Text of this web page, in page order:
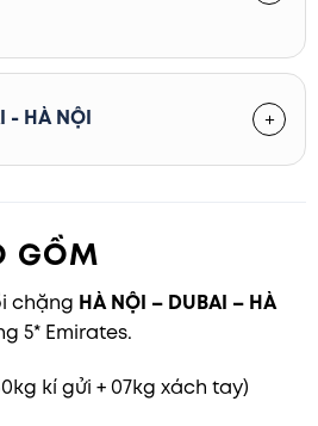
- HÀ NỘI
GỒM
chặng HÀ NỘI – DUBAI – HÀ
5* Emirates.
kí gửi + 07kg xách tay)